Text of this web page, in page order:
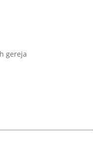
gereja